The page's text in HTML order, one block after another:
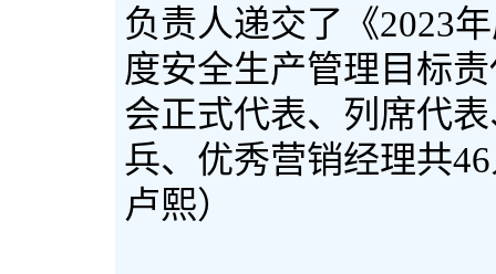
负责人递交了《2023
度安全生产管理目标
会正式代表、列席代
兵、优秀营销经理共46
卢熙）